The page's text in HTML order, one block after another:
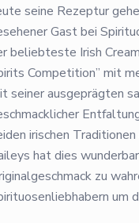
seine Rezeptur
Gast bei
beliebteste Irish
Competition” mit
seiner ausgeprägten
irischen
hat dies
zu
um